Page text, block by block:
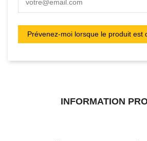
INFORMATION